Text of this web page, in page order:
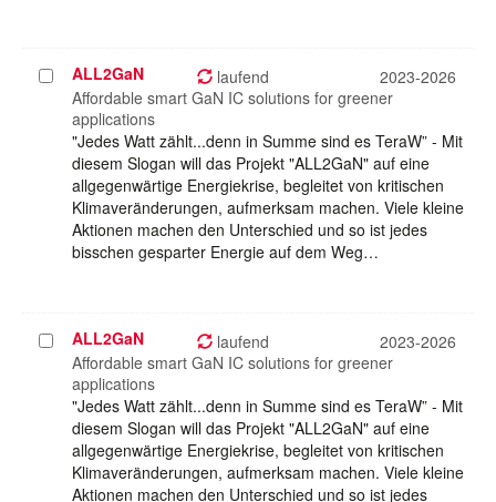
Projekt
auswählen
ALL2GaN laufend
2023-2026
Affordable smart GaN IC solutions for greener
applications
"Jedes Watt zählt...denn in Summe sind es TeraW” - Mit
diesem Slogan will das Projekt "ALL2GaN" auf eine
allgegenwärtige Energiekrise, begleitet von kritischen
Klimaveränderungen, aufmerksam machen. Viele kleine
Aktionen machen den Unterschied und so ist jedes
bisschen gesparter Energie auf dem Weg…
Projekt
auswählen
ALL2GaN laufend
2023-2026
Affordable smart GaN IC solutions for greener
applications
"Jedes Watt zählt...denn in Summe sind es TeraW” - Mit
diesem Slogan will das Projekt "ALL2GaN" auf eine
allgegenwärtige Energiekrise, begleitet von kritischen
Klimaveränderungen, aufmerksam machen. Viele kleine
Aktionen machen den Unterschied und so ist jedes